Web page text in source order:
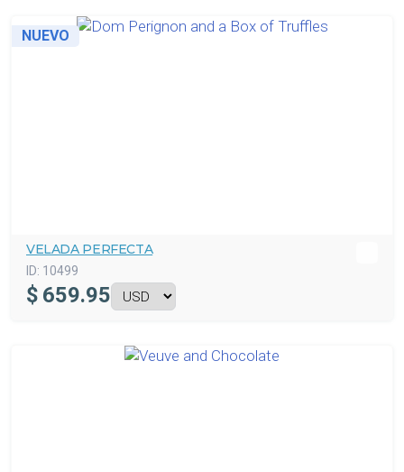
NUEVO
VELADA PERFECTA
ID: 10499
$ 659.95